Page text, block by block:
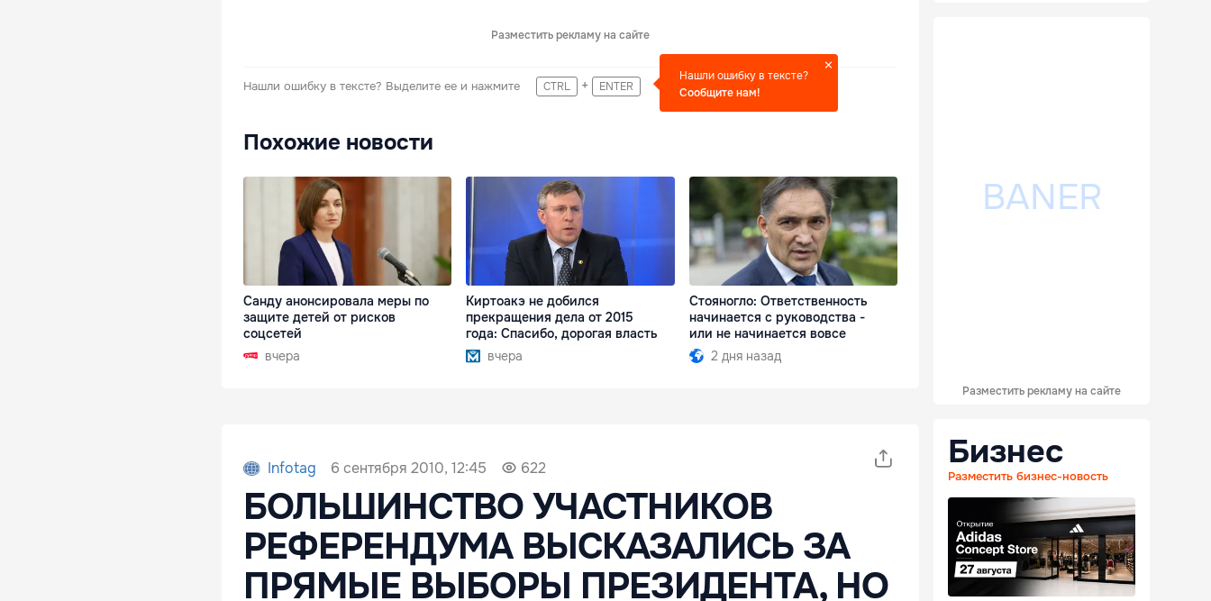
Разместить рекламу на сайте
Нашли ошибку в тексте? Выделите ее и нажмите CTRL + ENTER
Нашли ошибку в тексте?
Сообщите нам!
Похожие новости
Санду анонсировала меры по
защите детей от рисков
соцсетей
вчера
Киртоакэ не добился
прекращения дела от 2015
года: Спасибо, дорогая власть
вчера
Стояногло: Ответственность
начинается с руководства -
или не начинается вовсе
2 дня назад
Infotag 6 сентября 2010, 12:45 622
БОЛЬШИНСТВО УЧАСТНИКОВ
РЕФЕРЕНДУМА ВЫСКАЗАЛИСЬ ЗА
ПРЯМЫЕ ВЫБОРЫ ПРЕЗИДЕНТА, НО
Разместить рекламу на сайте
Бизнес
Разместить бизнес-новость